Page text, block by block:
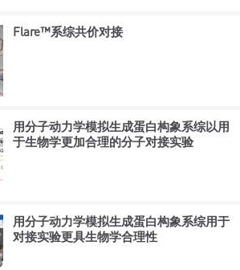
Flare™系综共价对接
用分子动力学模拟生成蛋白构象系综以用
于生物学更加合理的分子对接实验
用分子动力学模拟生成蛋白构象系综用于
对接实验更具生物学合理性